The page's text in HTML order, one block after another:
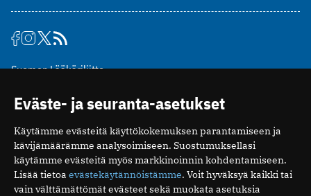
Suomen Lääkäriliitto
00510 Helsinki
puh. (09) 393 091
toimitus@potilaanlaakarilehti.fi
ISSN 2323-9476
Eväste- ja seuranta-asetukset
Käytämme evästeitä käyttökokemuksen parantamiseen ja
kävijämäärämme analysoimiseen. Suostumuksellasi
käytämme evästeitä myös markkinoinnin kohdentamiseen.
Lisää tietoa evästekäytännöistämme. Voit hyväksyä kaikki tai
vain välttämättömät evästeet sekä muokata asetuksia